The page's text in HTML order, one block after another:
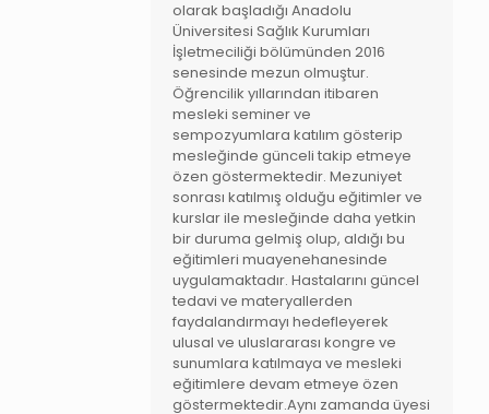
olarak başladığı Anadolu
Üniversitesi Sağlık Kurumları
İşletmeciliği bölümünden 2016
senesinde mezun olmuştur.
Öğrencilik yıllarından itibaren
mesleki seminer ve
sempozyumlara katılım gösterip
mesleğinde günceli takip etmeye
özen göstermektedir. Mezuniyet
sonrası katılmış olduğu eğitimler ve
kurslar ile mesleğinde daha yetkin
bir duruma gelmiş olup, aldığı bu
eğitimleri muayenehanesinde
uygulamaktadır. Hastalarını güncel
tedavi ve materyallerden
faydalandırmayı hedefleyerek
ulusal ve uluslararası kongre ve
sunumlara katılmaya ve mesleki
eğitimlere devam etmeye özen
göstermektedir.Aynı zamanda üyesi